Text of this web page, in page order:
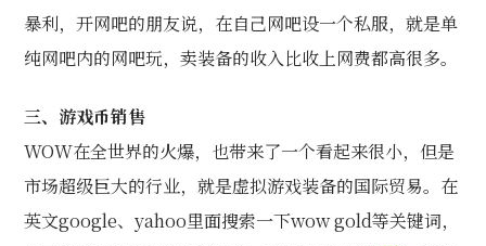
暴利，开网吧的朋友说，在自己网吧设一个私服，就是单
纯网吧内的网吧玩，卖装备的收入比收上网费都高很多。
三、游戏币销售
WOW在全世界的火爆，也带来了一个看起来很小，但是
市场超级巨大的行业，就是虚拟游戏装备的国际贸易。在
英文google、yahoo里面搜索一下wow gold等关键词，